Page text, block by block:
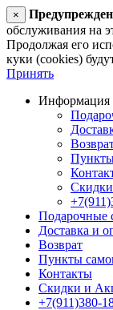
×
обслуживания на
Продолжая его
куки (cookies)
Принять
Информация
Подарочные
Доставка и
Возврат
Пункты
Контакты
Скидки и
+7(911)380-